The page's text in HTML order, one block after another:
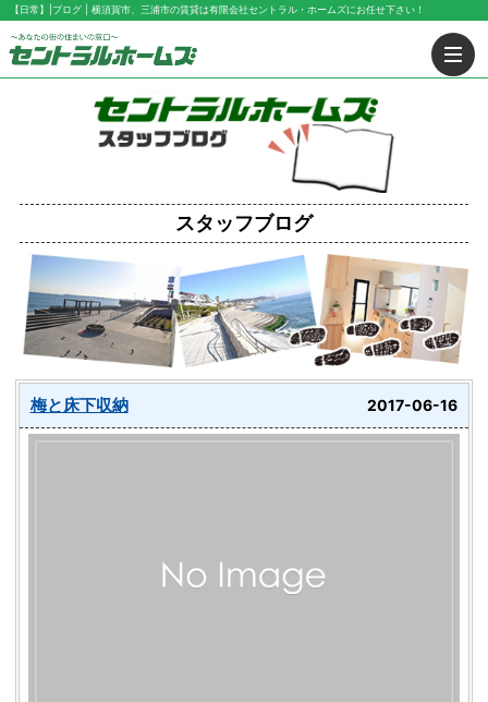
【日常】|ブログ | 横須賀市、三浦市の賃貸は有限会社セントラル・ホームズにお任せ下さい！
スタッフブログ
梅と床下収納 2017-06-16